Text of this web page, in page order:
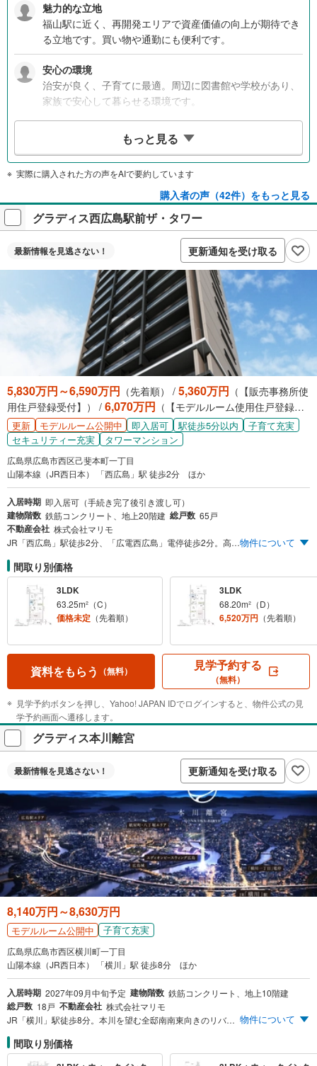
魅力的な立地
福山駅に近く、再開発エリアで資産価値の向上が期待でき
る立地です。買い物や通勤にも便利です。
安心の環境
治安が良く、子育てに最適。周辺に図書館や学校があり、
家族で安心して暮らせる環境です。
顔認証キーや24時間ゴミ出し可能なゼッチマンションで、
駐車場や広い敷地が魅力です。
広いリビングと充実した収納、ファミリークローゼットを
備え、家族構成の変化にも対応可能です。
もっと見る
実際に購入された方の声をAIで要約しています
購入者の声（42件）をもっと見る
グラディス西広島駅前ザ・タワー
最新情報を見逃さない！ 更新通知を受け取る
5,830万円～6,590万円 （先着順） / 5,360万円 （【販売事務所使
用住戸登録受付】） / 6,070万円 （【モデルルーム使用住戸登録受
付】）
更新 モデルルーム公開中 即入居可 駅徒歩5分以内
子育て充実
セキュリティー充実
タワーマンション
広島県広島市西区己斐本町一丁目
山陽本線（JR西日本） 「西広島」駅 徒歩2分 ほか
入居時期 即入居可（手続き完了後引き渡し可）
建物階数 鉄筋コンクリート、地上20階建 総戸数 65戸
不動産会社 株式会社マリモ
JR「西広島」駅徒歩2分、「広電西広島」電停徒歩2分。高層20階建てタワーレジデンス。物件について
間取り別価格
3LDK
63.25m²（C）
価格未定 （先着順）
3LDK
68.20m²（D）
6,520万円 （先着順）
資料をもらう （無料） 見学予約する
（無料）
見学予約ボタンを押し、Yahoo! JAPAN IDでログインすると、物件公式の見
学予約画面へ遷移します。
グラディス本川離宮
最新情報を見逃さない！ 更新通知を受け取る
8,140万円～8,630万円
モデルルーム公開中 子育て充実
広島県広島市西区横川町一丁目
山陽本線（JR西日本） 「横川」駅 徒歩8分 ほか
入居時期 2027年09月中旬予定 建物階数 鉄筋コンクリート、地上10階建
総戸数 18戸 不動産会社 株式会社マリモ
JR「横川」駅徒歩8分。本川を望む全邸南南東向きのリバーフロントレジデンス誕生。 物件について
間取り別価格